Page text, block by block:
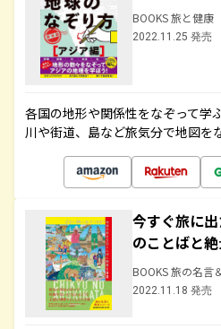
BOOKS 旅と健康
2022.11.25 発売
各国の地形や関係性をなぞって学
川や街道、島など旅気分で地図を
今すぐ旅に
のことばと
BOOKS 旅の名言
2022.11.18 発売